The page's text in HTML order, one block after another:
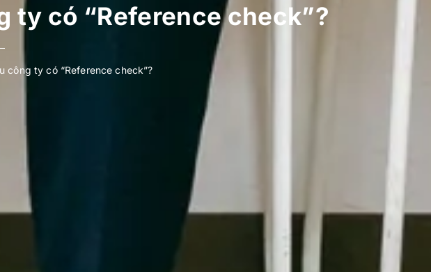
ty có “Reference check”?
công ty có “Reference check”?